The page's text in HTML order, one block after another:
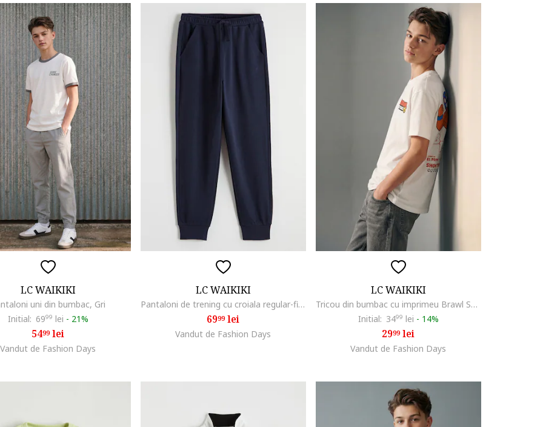
LC WAIKIKI
uni din bumbac, Gri
Initial: 6999 lei - 21%
5499lei
Vandut de Fashion Days
LC WAIKIKI
Pantaloni de trening cu croiala regular-fit si model uni, Albastru ultramarin
6999lei
Vandut de Fashion Days
LC WAIKIKI
Tricou din bumbac cu imprimeu Brawl Stars, Coral/Portocaliu mandarina/Albastru royal/Alb optic
Initial: 3499 lei - 14%
2999lei
Vandut de Fashion Days